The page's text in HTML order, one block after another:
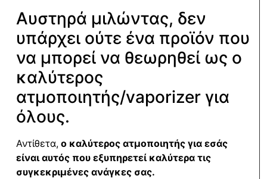
Αυστηρά μιλώντας, δεν
υπάρχει ούτε ένα προϊόν που
να μπορεί να θεωρηθεί ως ο
καλύτερος
ατμοποιητής/vaporizer για
όλους.
Αντίθετα, ο καλύτερος ατμοποιητής για εσάς
είναι αυτός που εξυπηρετεί καλύτερα τις
συγκεκριμένες ανάγκες σας.